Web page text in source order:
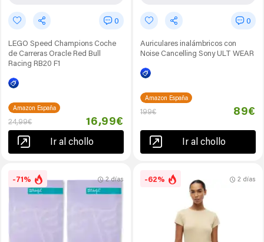
0
LEGO Speed Champions Coche
de Carreras Oracle Red Bull
Racing RB20 F1
Amazon España
24,99€ 16,99€
Ir al chollo
0
Auriculares inalámbricos con
Noise Cancelling Sony ULT WEAR
Amazon España
199€ 89€
Ir al chollo
-71% 2 días -62% 2 días